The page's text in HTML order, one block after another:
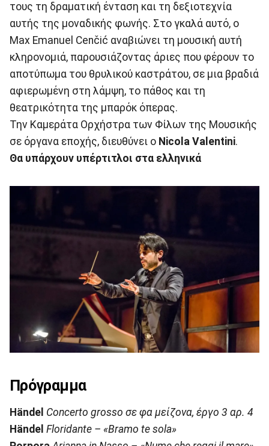
τους τη δραματική ένταση και τη δεξιοτεχνία
αυτής της μοναδικής φωνής. Στο γκαλά αυτό, ο
Max Emanuel Cenčić αναβιώνει τη μουσική αυτή
κληρονομιά, παρουσιάζοντας άριες που φέρουν το
αποτύπωμα του θρυλικού καστράτου, σε μια βραδιά
αφιερωμένη στη λάμψη, το πάθος και τη
θεατρικότητα της μπαρόκ όπερας.
Την Καμεράτα Ορχήστρα των Φίλων της Μουσικής
σε όργανα εποχής, διευθύνει ο Nicola Valentini.
Θα υπάρχουν υπέρτιτλοι στα ελληνικά
Πρόγραμμα
Händel Concerto grosso σε φα μείζονα, έργο 3 αρ. 4
Händel Floridante – «Bramo te sola»